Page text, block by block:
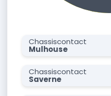
Chassiscontact
Mulhouse
Chassiscontact
Saverne